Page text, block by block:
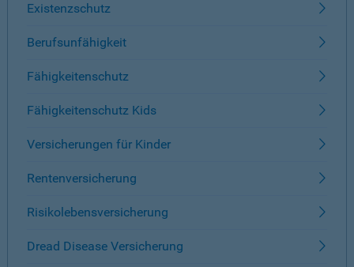
Existenzschutz
Berufsunfähigkeit
Fähigkeitenschutz
Fähigkeitenschutz Kids
Versicherungen für Kinder
Rentenversicherung
Risikolebensversicherung
Dread Disease Versicherung